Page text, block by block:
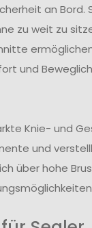
an Bord.
zu weit zu
und
Knie- und
und
über hohe